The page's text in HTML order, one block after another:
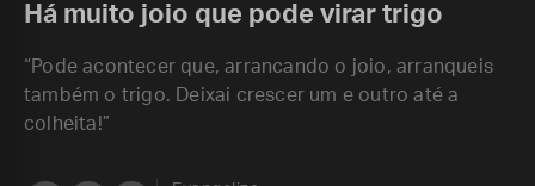
Há muito joio que pode virar trigo
“Pode acontecer que, arrancando o joio, arranqueis
também o trigo. Deixai crescer um e outro até a
colheita!”